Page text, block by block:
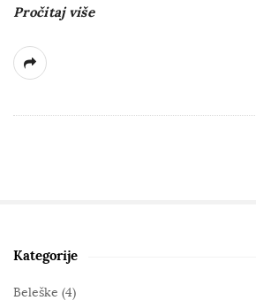
Pročitaj više
S
i
Kategorije
Beleške (4)